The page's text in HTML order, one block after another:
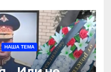
НАША ТЕМА